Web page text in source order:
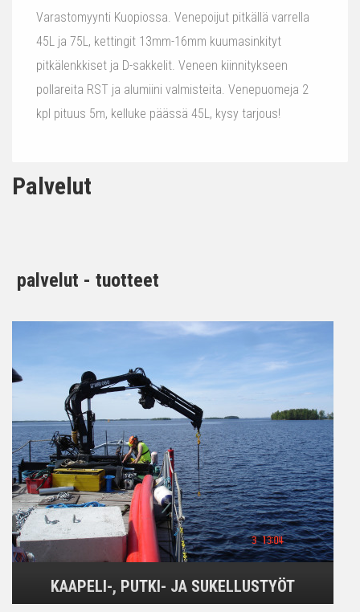
Varastomyynti Kuopiossa. Venepoijut pitkällä varrella
45L ja 75L, kettingit 13mm-16mm kuumasinkityt
pitkälenkkiset ja D-sakkelit. Veneen kiinnitykseen
pollareita RST ja alumiini valmisteita. Venepuomeja 2
kpl pituus 5m, kelluke päässä 45L, kysy tarjous!
Palvelut
palvelut - tuotteet
KAAPELI-, PUTKI- JA SUKELLUSTYÖT